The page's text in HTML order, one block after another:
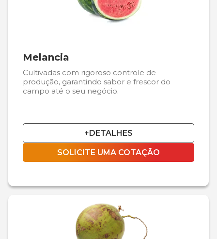
Melancia
Cultivadas com rigoroso controle de
produção, garantindo sabor e frescor do
campo até o seu negócio.
+DETALHES
SOLICITE UMA COTAÇÃO